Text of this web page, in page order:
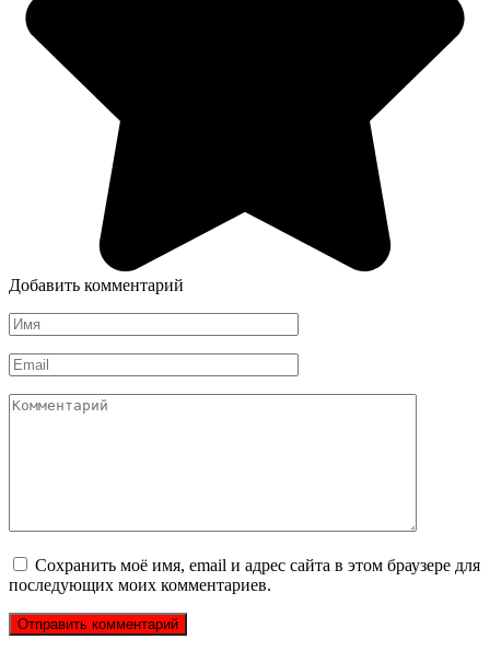
Добавить комментарий
Имя
*
Email
*
Комментарий
Сохранить моё имя, email и адрес сайта в этом браузере для
последующих моих комментариев.